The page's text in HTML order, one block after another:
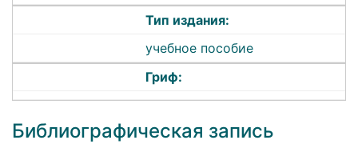
Тип издания:
учебное пособие
Гриф:
Библиографическая запись